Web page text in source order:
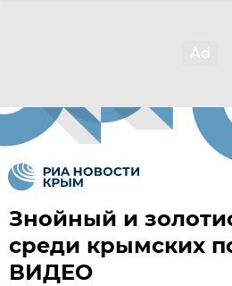
Знойный и
среди крымских
ВИДЕО